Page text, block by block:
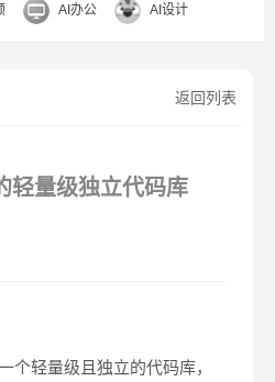
AI办公 AI设计
返回列表
轻量级独立代码库
个轻量级且独立的代码库，